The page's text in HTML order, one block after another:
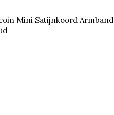
Mini Satijnkoord Armband